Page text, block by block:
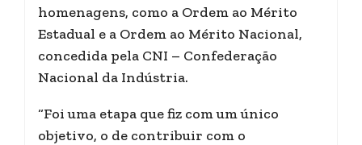
homenagens, como a Ordem ao Mérito
Estadual e a Ordem ao Mérito Nacional,
concedida pela CNI – Confederação
Nacional da Indústria.
“Foi uma etapa que fiz com um único
objetivo, o de contribuir com o